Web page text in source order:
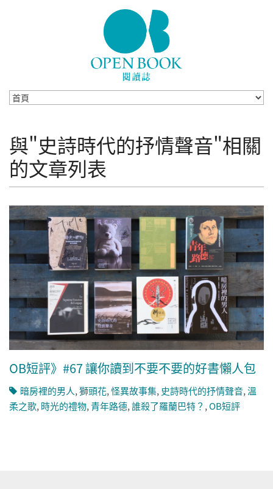
與"史詩時代的抒情聲音"相關
的文章列表
OB短評》#67 讓你讀到不要不要的好書懶人包
暗房裡的男人,獅頭花,怪異故事集,史詩時代的抒情聲音,溫
柔之歌,時光的禮物,青年路德,誰殺了羅蘭巴特？ ,OB短評